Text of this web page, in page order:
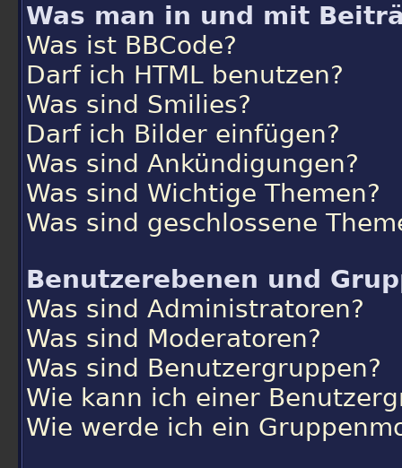
Was man in und mit
Was ist BBCode?
Darf ich HTML benutzen?
Was sind Smilies?
Darf ich Bilder einfügen?
Was sind Ankündigungen?
Was sind Wichtige Themen?
Was sind geschlossene
Benutzerebenen und
Was sind Administratoren?
Was sind Moderatoren?
Was sind Benutzergruppen?
Wie kann ich einer
Wie werde ich ein